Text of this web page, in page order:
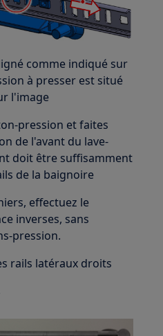
comme indiqué sur
à presser est situé
l'image
pression et faites
de l'avant du lave-
doit être suffisamment
de la baignoire
effectuez le
inverses, sans
pression.
rails latéraux droits